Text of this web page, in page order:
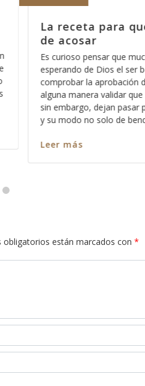
de
,
Dios
Más vale
Una de mis citas
29:18 que dice “El
errante” y sabe, es
identificar cuando las
ayuda ó buscan un
una visión ó andan
obligatorios están marcados con *